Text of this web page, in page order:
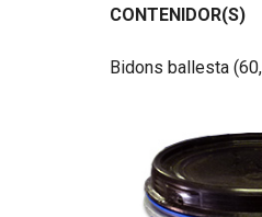
CONTENIDOR(S)
Bidons ballesta